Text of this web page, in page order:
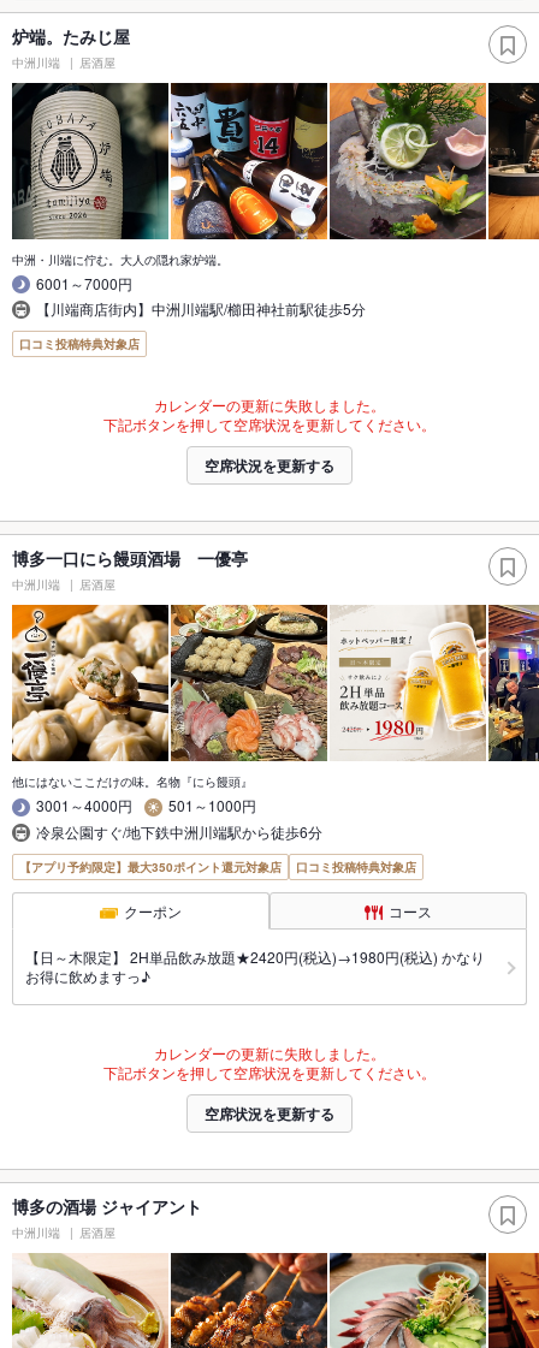
炉端。たみじ屋
中洲川端 居酒屋
中洲・川端に佇む。大人の隠れ家炉端。
6001～7000円
【川端商店街内】中洲川端駅/櫛田神社前駅徒歩5分
口コミ投稿特典対象店
カレンダーの更新に失敗しました。
下記ボタンを押して空席状況を更新してください。
空席状況を更新する
博多一口にら饅頭酒場 一優亭
中洲川端 居酒屋
他にはないここだけの味。名物『にら饅頭』
3001～4000円
501～1000円
冷泉公園すぐ/地下鉄中洲川端駅から徒歩6分
【アプリ予約限定】最大350ポイント還元対象店 口コミ投稿特典対象店
クーポン コース
【日～木限定】 2H単品飲み放題★2420円(税込)→1980円(税込) かなり
お得に飲めますっ♪
カレンダーの更新に失敗しました。
下記ボタンを押して空席状況を更新してください。
空席状況を更新する
博多の酒場 ジャイアント
中洲川端 居酒屋